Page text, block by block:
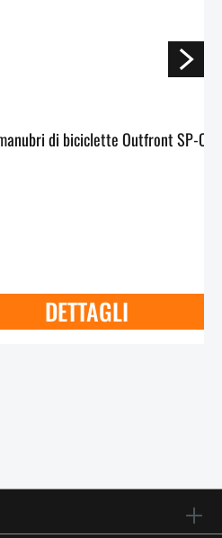
DETTAGLI